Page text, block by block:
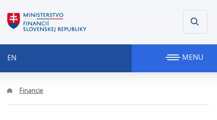
EN MENU
Financie